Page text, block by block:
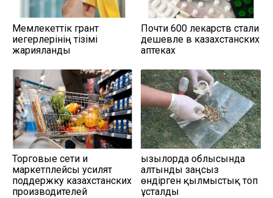
Мемлекеттік грант
иегерлерінің тізімі
жарияланды
Почти 600 лекарств стали
дешевле в казахстанских
аптеках
Торговые сети и
маркетплейсы усилят
поддержку казахстанских
производителей
Қызылорда облысында
алтынды заңсыз
өндірген қылмыстық топ
ұсталды